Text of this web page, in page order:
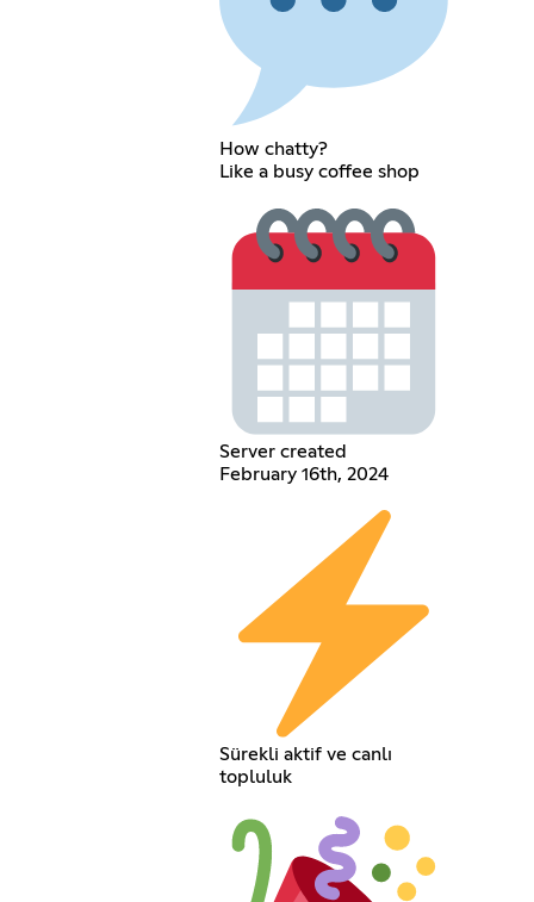
How chatty?
Like a busy coffee shop
Server created
February 16th, 2024
Sürekli aktif ve canlı
topluluk